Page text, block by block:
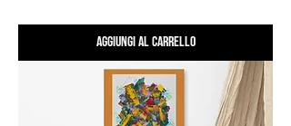
Aggiungi al carrello